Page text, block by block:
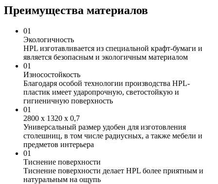
Преимущества материалов
01
Экологичность
HPL изготавливается из специальной крафт-бумаги и
является безопасным и экологичным материалом
01
Износостойкость
Благодаря особой технологии производства HPL-
пластик имеет ударопрочную, светостойкую и
гигиеничную поверхность
01
2800 х 1320 х 0,7
Универсальный размер удобен для изготовления
столешниц, в том числе радиусных, а также мебели и
предметов интерьера
01
Тиснение поверхности
Тиснение поверхности делает HPL более приятным и
натуральным на ощупь